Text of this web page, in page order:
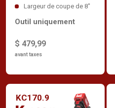
Largeur de coupe de 8"
$ 479,99
avant taxes
Outil uniquement
KC170.9